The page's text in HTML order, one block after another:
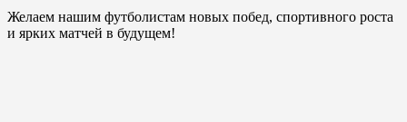
Желаем нашим футболистам новых побед, спортивного роста
и ярких матчей в будущем!